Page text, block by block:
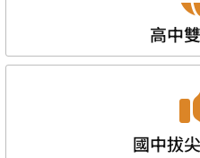
高中
國中拔